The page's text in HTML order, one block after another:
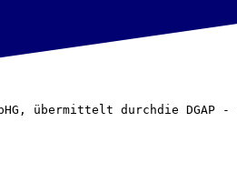
übermittelt durchdie